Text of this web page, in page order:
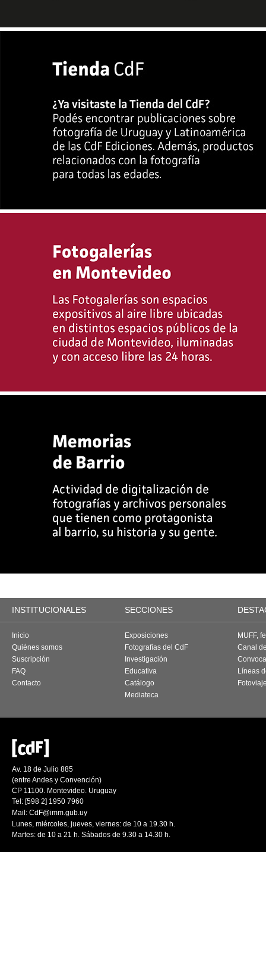
INSTITUCIONALES SECCIONES
Inicio
Quiénes somos
Suscripción
FAQ
Contacto
Exposiciones
Fotografías del CdF
Investigación
Educativa
Catálogo
Mediateca
MUFF,
Canal
Líneas
Av. 18 de Julio 885
(entre Andes y Convención)
CP 11100. Montevideo. Uruguay
Tel: [598 2] 1950 7960
Mail: CdF@imm.gub.uy
Lunes, miércoles, jueves, viernes: de 10 a 19.30 h.
Martes: de 10 a 21 h. Sábados de 9.30 a 14.30 h.